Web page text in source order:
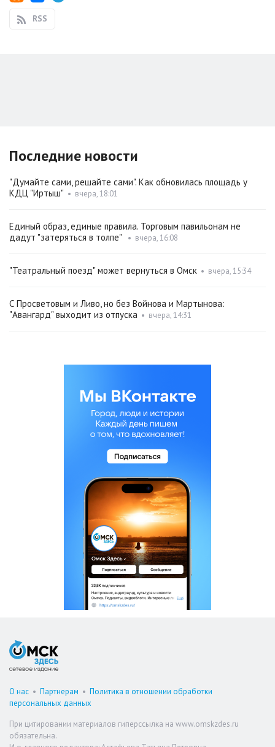
RSS
Последние новости
"Думайте сами, решайте сами". Как обновилась площадь у
КДЦ "Иртыш" • вчера, 18:01
Единый образ, единые правила. Торговым павильонам не
дадут "затеряться в толпе"
• вчера, 16:08
"Театральный поезд" может вернуться в Омск • вчера, 15:34
С Просветовым и Ливо, но без Войнова и Мартынова:
"Авангард" выходит из отпуска • вчера, 14:31
О нас • Партнерам • Политика в отношении обработки
персональных данных
При цитировании материалов гиперссылка на www.omskzdes.ru
обязательна.